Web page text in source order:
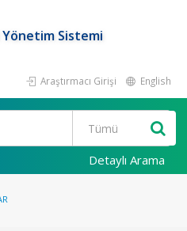
Sistemi
Araştırmacı Girişi English
Detaylı Arama